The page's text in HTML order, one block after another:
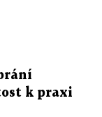
k praxi